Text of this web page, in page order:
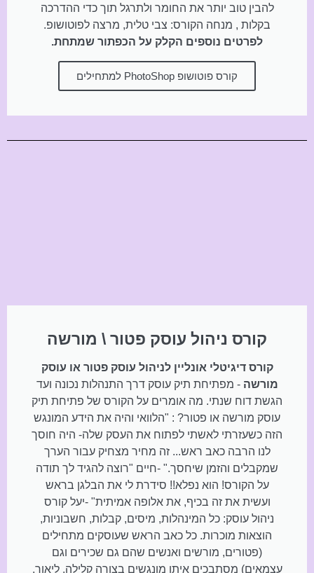
להבין טוב יותר את החומר ולתרגל תוך כדי ההדרכה
בקלות , מנחה הקורס: צבי טלית, מרצה לפוטושופ.
לפרטים נוספים הקלק על הכפתור שמתחת.
קורס פוטושופ PhotoShop למתחילים
קורס ניהול עוסק פטור \ מורשה
קורס דיגיטלי אונליין לניהול עוסק פטור או עוסק
מורשה - מפתיחת תיק עוסק דרך התנהלות נכונה ועד
הגשת דוח שנתי. מה אומרים על הקורס של פתיחת תיק
עוסק מורשה או פטור? : "הלוואי והיה את הידע המונגש
הזה כשעזרתי לאשתי לפתוח את העסק שלה- היה חוסך
לנו הרבה כאב ראש... זה מחיר מצחיק עבור הערך
שמקבלים והזמן שיחסך." -חיים "רוצה להגיד לך תודה
על הקורס! הוא נפלא!! סידרת לי את הבלגן בראש
ועשית את זה בכיף, את אלופה אמיתית" -יעל קורס
ניהול עוסק: כל המינהלות, מיסים, קבלות, חשבוניות,
הוצאות מוכרות. כל כאב הראש שעוסקים מתחילים
(פטורים, מורשים ואנשים שהם גם שכירים וגם
עצמאים) מסתבכים איתו מונגשים בצורה קלילה. ליאור,